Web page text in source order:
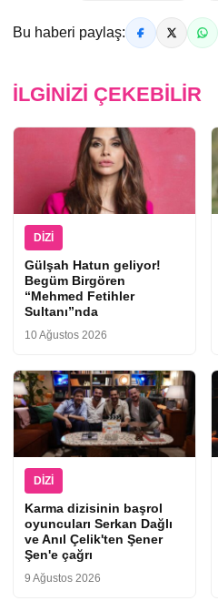
Bu haberi paylaş:
İLGINIZI ÇEKEBILIR
DIZI
Gülşah Hatun geliyor!
Begüm Birgören
“Mehmed Fetihler
Sultanı”nda
10 Ağustos 2026
DIZI
Karma dizisinin başrol
oyuncuları Serkan Dağlı
ve Anıl Çelik'ten Şener
Şen'e çağrı
9 Ağustos 2026